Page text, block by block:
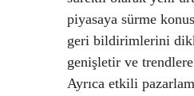
piyasaya sürme
geri bildirimlerini
genişletir ve
Ayrıca etkili